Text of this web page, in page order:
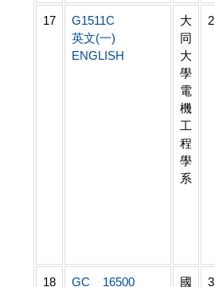
17
G1511C
英文(一)
ENGLISH
大
同
大
學
電
機
工
程
學
系
2
18
GC__16500
國
3